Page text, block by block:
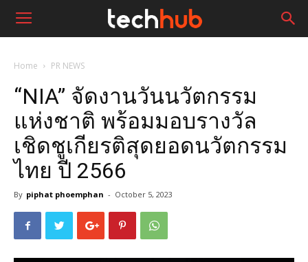
Home PR NEWS
“NIA” จัดงานวันนวัตกรรม
แห่งชาติ พร้อมมอบรางวัล
เชิดชูเกียรติสุดยอดนวัตกรรม
ไทย ปี 2566
By piphat phoemphan - October 5, 2023